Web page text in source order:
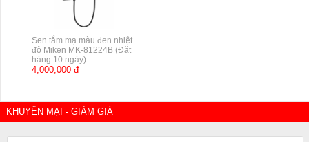
Sen tắm mạ màu đen nhiệt
độ Miken MK-81224B (Đặt
hàng 10 ngày)
4,000,000 đ
KHUYẾN MẠI - GIẢM GIÁ